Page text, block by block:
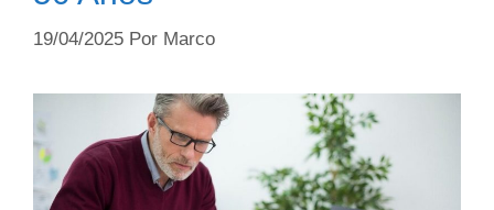
19/04/2025 Por Marco